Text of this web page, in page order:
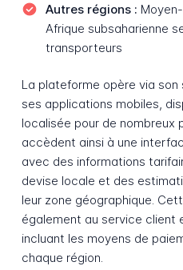
Autres régions :
Afrique subsaharienne
transporteurs
La plateforme opère via
ses applications mobiles,
localisée pour de nombreux
accèdent ainsi à une
avec des informations
devise locale et des
leur zone géographique.
également au service client
incluant les moyens de
chaque région.